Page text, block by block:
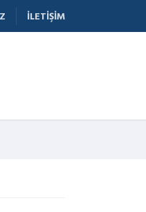
İLETIŞIM